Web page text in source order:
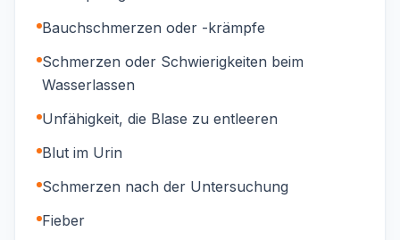
Bauchschmerzen oder -krämpfe
Schmerzen oder Schwierigkeiten beim
Wasserlassen
Unfähigkeit, die Blase zu entleeren
Blut im Urin
Schmerzen nach der Untersuchung
Fieber